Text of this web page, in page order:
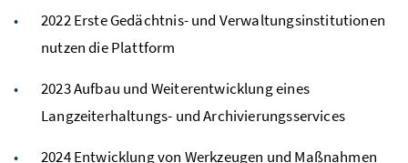
2022 Erste Gedächtnis- und Verwaltungsinstitutionen
nutzen die Plattform
2023 Aufbau und Weiterentwicklung eines
Langzeiterhaltungs- und Archivierungsservices
2024 Entwicklung von Werkzeugen und Maßnahmen